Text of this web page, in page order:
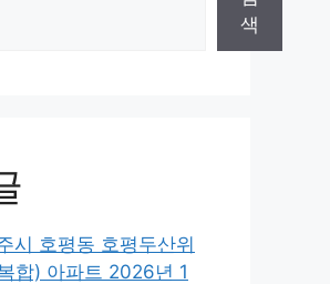
색
시 호평동 호평두산위
합) 아파트 2026년 1